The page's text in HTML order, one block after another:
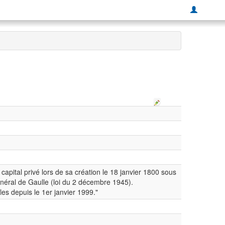
privé lors de sa création le 18 janvier 1800 sous
de Gaulle (loi du 2 décembre 1945).
depuis le 1er janvier 1999."